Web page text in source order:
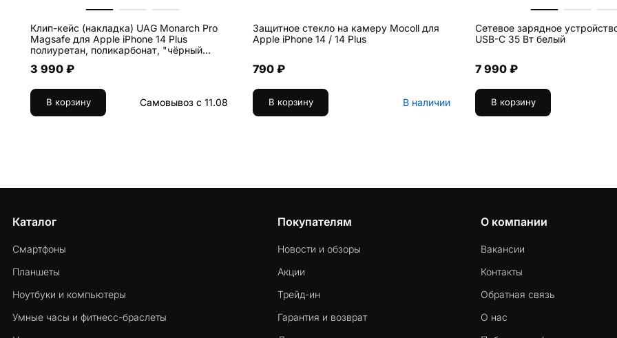
Клип-кейс (накладка) UAG Monarch Pro
Magsafe для Apple iPhone 14 Plus
полиуретан, поликарбонат, "чёрный
3 990 ₽
В корзину Самовывоз с 11.08
Защитное стекло на камеру Mocoll для
Apple iPhone 14 / 14 Plus
790 ₽
В корзину В наличии
Сетевое зарядное
USB-C 35 Вт белый
7 990 ₽
В корзину
Каталог
Смартфоны
Планшеты
Ноутбуки и компьютеры
Умные часы и фитнесс-браслеты
Покупателям
Новости и обзоры
Акции
Трейд-ин
Гарантия и возврат
О компании
Вакансии
Контакты
Обратная связь
О нас